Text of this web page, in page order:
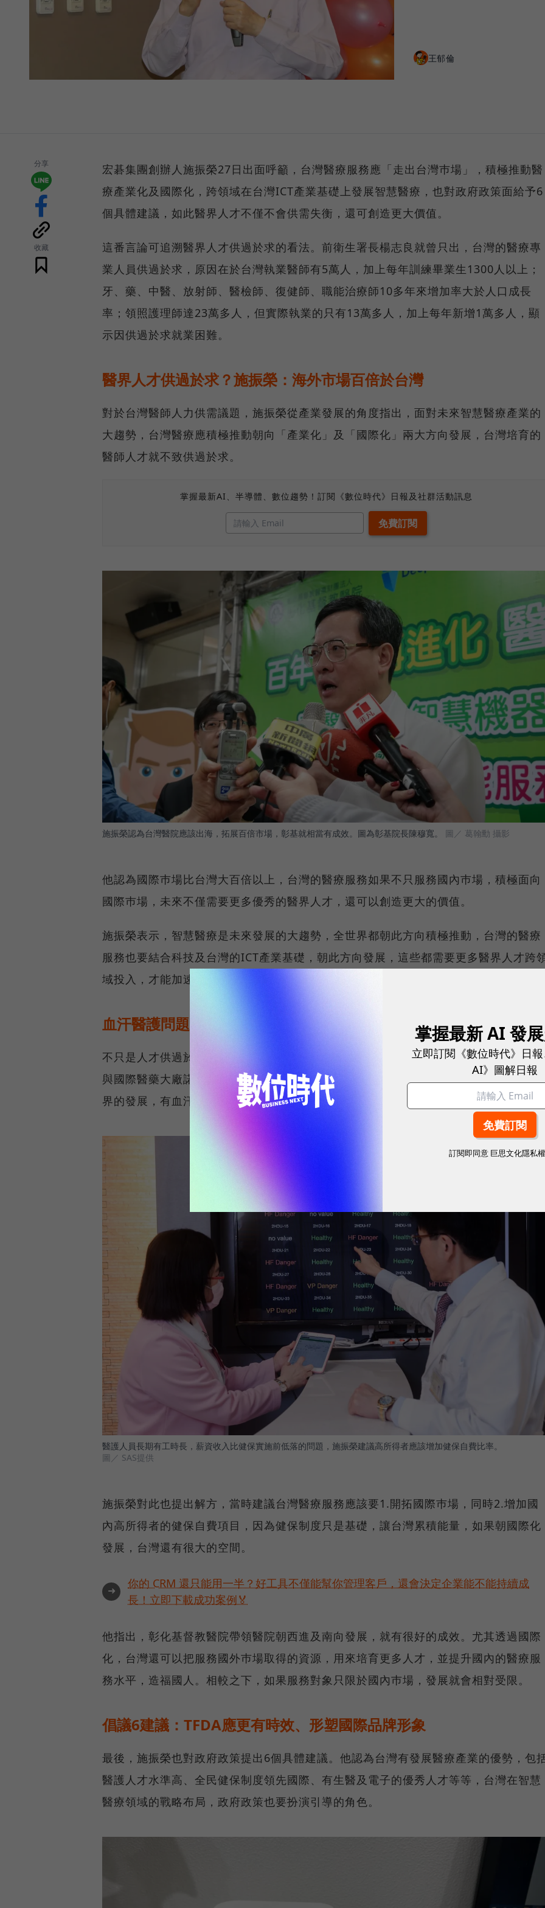
王郁倫
分享
收藏
宏碁集團創辦人施振榮27日出面呼籲，台灣醫療服務應「走出台灣巿場」，積極推動醫
療產業化及國際化，跨領域在台灣ICT產業基礎上發展智慧醫療，也對政府政策面給予6
個具體建議，如此醫界人才不僅不會供需失衡，還可創造更大價值。
這番言論可追溯醫界人才供過於求的看法。前衛生署長楊志良就曾只出，台灣的醫療專
業人員供過於求，原因在於台灣執業醫師有5萬人，加上每年訓練畢業生1300人以上；
牙、藥、中醫、放射師、醫檢師、復健師、職能治療師10多年來增加率大於人口成長
率；領照護理師達23萬多人，但實際執業的只有13萬多人，加上每年新增1萬多人，顯
示因供過於求就業困難。
醫界人才供過於求？施振榮：海外市場百倍於台灣
對於台灣醫師人力供需議題，施振榮從產業發展的角度指出，面對未來智慧醫療產業的
大趨勢，台灣醫療應積極推動朝向「產業化」及「國際化」兩大方向發展，台灣培育的
醫師人才就不致供過於求。
掌握最新AI、半導體、數位趨勢！訂閱《數位時代》日報及社群活動訊息
施振榮認為台灣醫院應該出海，拓展百倍市場，彰基就相當有成效。圖為彰基院長陳穆寬。 圖／ 葛翰勳 攝影
他認為國際巿場比台灣大百倍以上，台灣的醫療服務如果不只服務國內巿場，積極面向
國際巿場，未來不僅需要更多優秀的醫界人才，還可以創造更大的價值。
施振榮表示，智慧醫療是未來發展的大趨勢，全世界都朝此方向積極推動，台灣的醫療
服務也要結合科技及台灣的ICT產業基礎，朝此方向發展，這些都需要更多醫界人才跨
域投入，才能加速智慧醫療產業的發展。
血汗醫護問題怎解？施振榮：高所得者健保自費項目應增加
不只是人才供過於求，醫界也對健保制度有相當大意見。施振榮表示，退休後在2008年
與國際醫藥大廠諾華合辦的「醫療機構CEO論壇」中，醫界反應健保制度限制了台灣醫
界的發展，有血汗醫護的問題。
醫護人員長期有工時長，薪資收入比健保實施前低落的問題，施振榮建議高所得者應該增加健保自費比率。
圖／ SAS提供
施振榮對此也提出解方，當時建議台灣醫療服務應該要1.開拓國際巿場，同時2.增加國
內高所得者的健保自費項目，因為健保制度只是基礎，讓台灣累積能量，如果朝國際化
發展，台灣還有很大的空間。
➜
你的 CRM 還只能用一半？好工具不僅能幫你管理客戶，還會決定企業能不能持續成
長！立即下載成功案例🏅
他指出，彰化基督教醫院帶領醫院朝西進及南向發展，就有很好的成效。尤其透過國際
化，台灣還可以把服務國外巿場取得的資源，用來培育更多人才，並提升國內的醫療服
務水平，造福國人。相較之下，如果服務對象只限於國內巿場，發展就會相對受限。
倡議6建議：TFDA應更有時效、形塑國際品牌形象
最後，施振榮也對政府政策提出6個具體建議。他認為台灣有發展醫療產業的優勢，包
醫護人才水準高、全民健保制度領先國際、有生醫及電子的優秀人才等等，台灣在智慧
醫療領域的戰略布局，政府政策也要扮演引導的角色。
掌握最新 AI 發
立即訂閱《數位時代》日
AI》圖解日報
訂閱即同意 巨思文化隱私